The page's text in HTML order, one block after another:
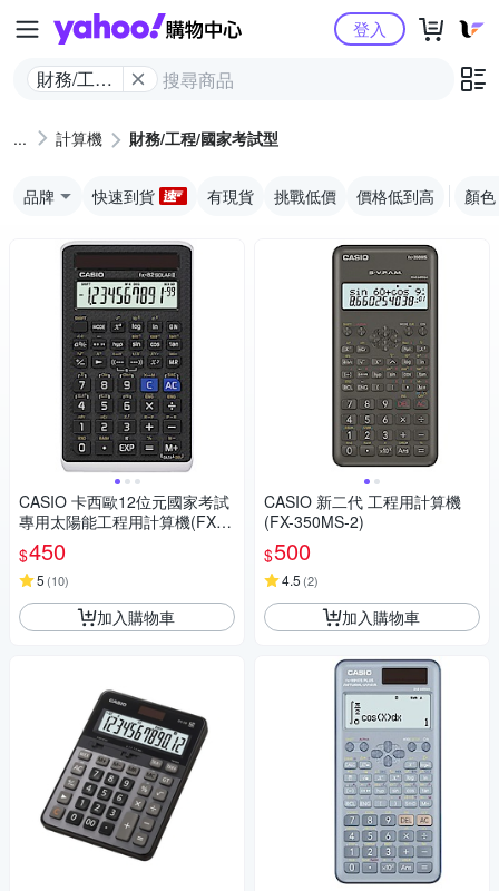
Yahoo購物中心
財務/工程/
型
登入
計算機 財務/工程/國家考試型
品牌 快速到貨 有現貨 挑戰低價 價格低到高 顏色
CASIO 卡西歐12位元國家考試
專用太陽能工程用計算機(FX-8
2SOLARII)
$450
5 (10)
加入購物車
CASIO 新二代 工程用計算機
(FX-350MS-2)
$500
4.5 (2)
加入購物車